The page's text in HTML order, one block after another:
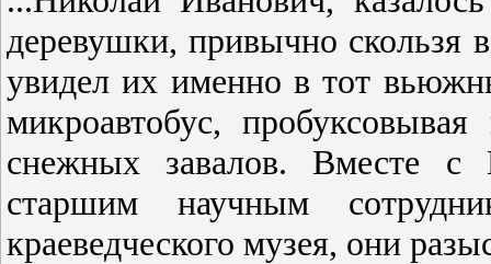
деревушки, привычно скользя
увидел их именно в тот
микроавтобус,
снежных завалов. Вместе с
старшим научным
краеведческого музея, они